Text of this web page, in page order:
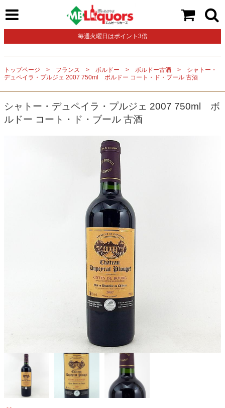
毎週火曜日はポイント3倍
トップページ フランス ボルドー ボルドー古酒
シャトー・
デュペイラ・プルジェ 2007 750ml ボルドー コート・ド・ブール 古酒
シャトー・デュペイラ・プルジェ 2007 750ml ボ
ルドー コート・ド・ブール 古酒